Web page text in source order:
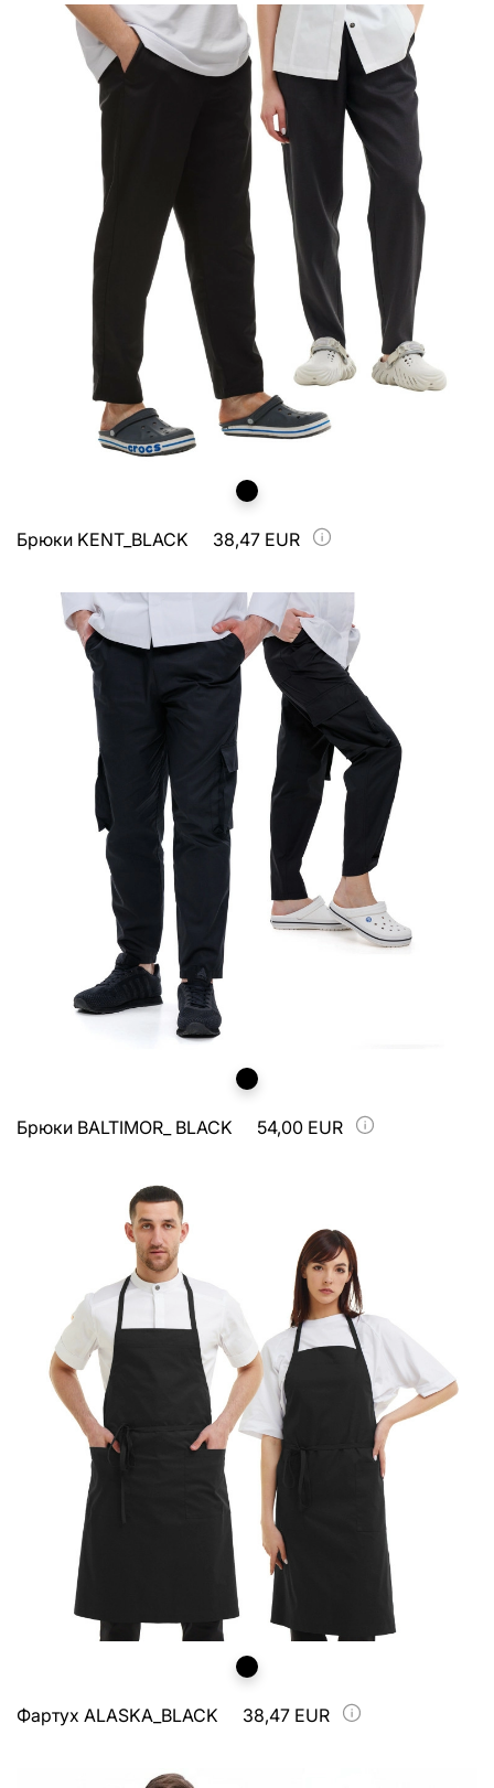
Брюки KENT_BLACK 38,47 EUR
Брюки BALTIMOR_ BLACK 54,00 EUR
Фартух ALASKA_BLACK 38,47 EUR